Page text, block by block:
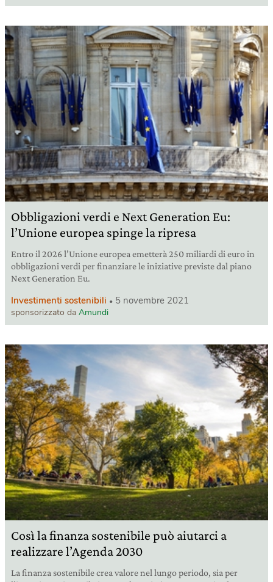
Obbligazioni verdi e Next Generation Eu:
l’Unione europea spinge la ripresa
Entro il 2026 l’Unione europea emetterà 250 miliardi di euro in
obbligazioni verdi per finanziare le iniziative previste dal piano
Next Generation Eu.
Investimenti sostenibili 5 novembre 2021
sponsorizzato da Amundi
Così la finanza sostenibile può aiutarci a
realizzare l’Agenda 2030
La finanza sostenibile crea valore nel lungo periodo, sia per